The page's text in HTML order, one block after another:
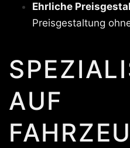
Ehrliche
Preisgestaltung
AUF